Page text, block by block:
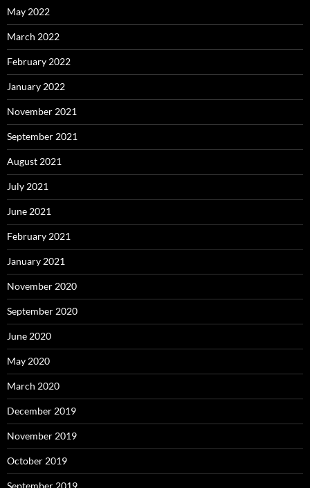
May 2022
March 2022
February 2022
January 2022
November 2021
September 2021
August 2021
July 2021
June 2021
February 2021
January 2021
November 2020
September 2020
June 2020
May 2020
March 2020
December 2019
November 2019
October 2019
September 2019